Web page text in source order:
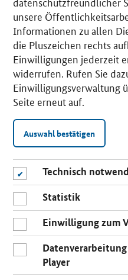
unsere
Informationen zu allen
die Pluszeichen rechts
Einwilligungen jederzeit
widerrufen. Rufen Sie
Einwilligungsverwaltung
Seite erneut auf.
Auswahl bestätigen
Technisch
Statistik
Einwilligung zum
Player